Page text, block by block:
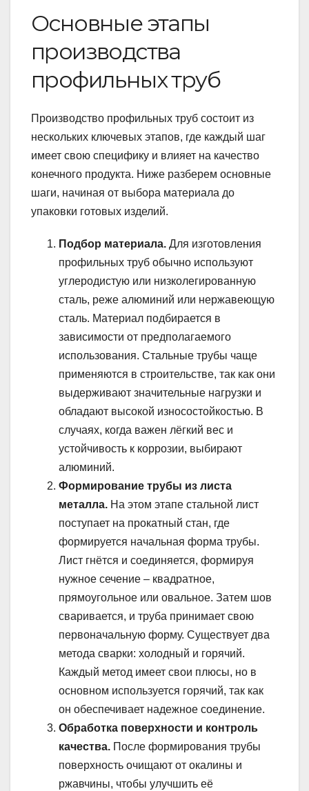
Основные этапы
производства
профильных труб
Производство профильных труб состоит из
нескольких ключевых этапов, где каждый шаг
имеет свою специфику и влияет на качество
конечного продукта. Ниже разберем основные
шаги, начиная от выбора материала до
упаковки готовых изделий.
Подбор материала. Для изготовления
профильных труб обычно используют
углеродистую или низколегированную
сталь, реже алюминий или нержавеющую
сталь. Материал подбирается в
зависимости от предполагаемого
использования. Стальные трубы чаще
применяются в строительстве, так как они
выдерживают значительные нагрузки и
обладают высокой износостойкостью. В
случаях, когда важен лёгкий вес и
устойчивость к коррозии, выбирают
алюминий.
Формирование трубы из листа
металла. На этом этапе стальной лист
поступает на прокатный стан, где
формируется начальная форма трубы.
Лист гнётся и соединяется, формируя
нужное сечение – квадратное,
прямоугольное или овальное. Затем шов
сваривается, и труба принимает свою
первоначальную форму. Существует два
метода сварки: холодный и горячий.
Каждый метод имеет свои плюсы, но в
основном используется горячий, так как
он обеспечивает надежное соединение.
Обработка поверхности и контроль
качества. После формирования трубы
поверхность очищают от окалины и
ржавчины, чтобы улучшить её